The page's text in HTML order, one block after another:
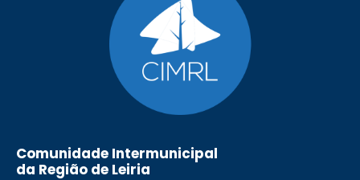
Comunidade Intermunicipal
da Região de Leiria